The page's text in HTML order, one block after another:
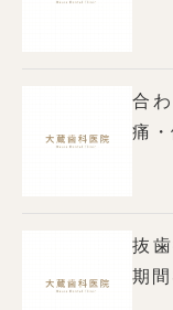
合
痛
抜
期